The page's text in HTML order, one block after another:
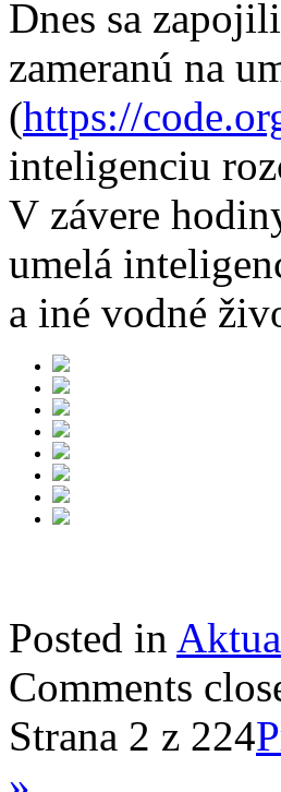
Dnes sa
zameranú na
(https://
inteligenciu
V závere
umelá
a iné vodné
Posted in
Comments
Strana 2 z 224